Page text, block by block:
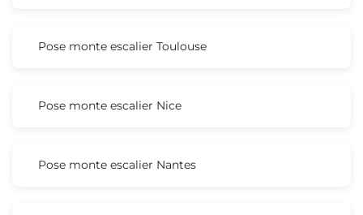
Pose monte escalier Toulouse
Pose monte escalier Nice
Pose monte escalier Nantes